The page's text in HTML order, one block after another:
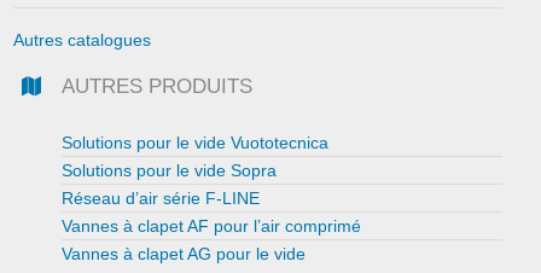
Autres catalogues
AUTRES PRODUITS
Solutions pour le vide Vuototecnica
Solutions pour le vide Sopra
Réseau d’air série F-LINE
Vannes à clapet AF pour l’air comprimé
Vannes à clapet AG pour le vide